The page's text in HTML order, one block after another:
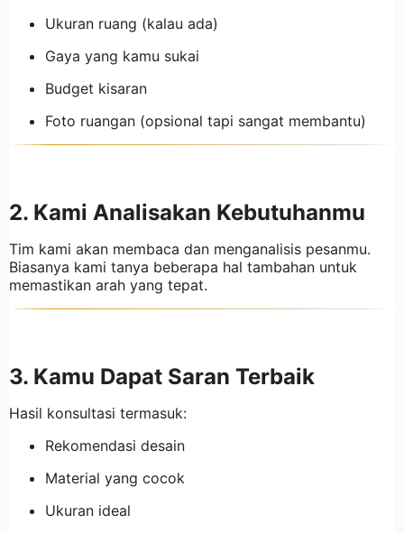
Ukuran ruang (kalau ada)
Gaya yang kamu sukai
Budget kisaran
Foto ruangan (opsional tapi sangat membantu)
2. Kami Analisakan Kebutuhanmu
Tim kami akan membaca dan menganalisis pesanmu.
Biasanya kami tanya beberapa hal tambahan untuk
memastikan arah yang tepat.
3. Kamu Dapat Saran Terbaik
Hasil konsultasi termasuk:
Rekomendasi desain
Material yang cocok
Ukuran ideal